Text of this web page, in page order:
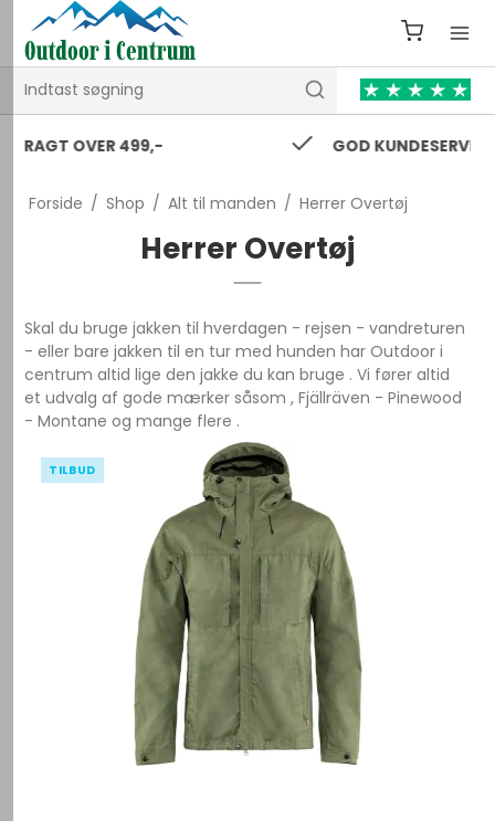
GOD KUNDESERVICE 24/7
Forside / Shop / Alt til manden / Herrer Overtøj
Herrer Overtøj
Skal du bruge jakken til hverdagen - rejsen - vandreturen
- eller bare jakken til en tur med hunden har Outdoor i
centrum altid lige den jakke du kan bruge . Vi fører altid
et udvalg af gode mærker såsom , Fjällräven - Pinewood
- Montane og mange flere .
TILBUD